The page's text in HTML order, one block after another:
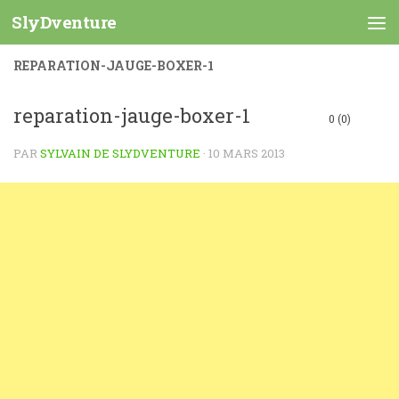
Skip to content
SlyDventure
REPARATION-JAUGE-BOXER-1
reparation-jauge-boxer-1 0 (0)
PARSYLVAIN DE SLYDVENTURE · 10 MARS 2013